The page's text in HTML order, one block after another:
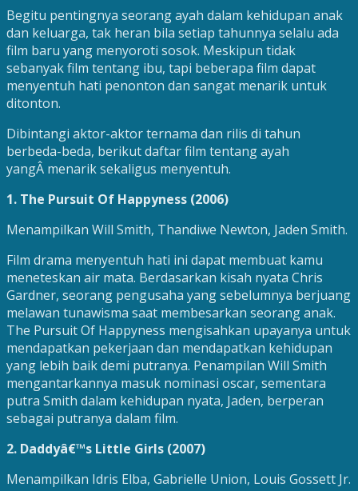
Begitu pentingnya seorang ayah dalam kehidupan anak
dan keluarga, tak heran bila setiap tahunnya selalu ada
film baru yang menyoroti sosok. Meskipun tidak
sebanyak film tentang ibu, tapi beberapa film dapat
menyentuh hati penonton dan sangat menarik untuk
ditonton.
Dibintangi aktor-aktor ternama dan rilis di tahun
berbeda-beda, berikut daftar film tentang ayah
yangÂ menarik sekaligus menyentuh.
1. The Pursuit Of Happyness (2006)
Menampilkan Will Smith, Thandiwe Newton, Jaden Smith.
Film drama menyentuh hati ini dapat membuat kamu
meneteskan air mata. Berdasarkan kisah nyata Chris
Gardner, seorang pengusaha yang sebelumnya berjuang
melawan tunawisma saat membesarkan seorang anak.
The Pursuit Of Happyness mengisahkan upayanya untuk
mendapatkan pekerjaan dan mendapatkan kehidupan
yang lebih baik demi putranya. Penampilan Will Smith
mengantarkannya masuk nominasi oscar, sementara
putra Smith dalam kehidupan nyata, Jaden, berperan
sebagai putranya dalam film.
2. Daddyâ€™s Little Girls (2007)
Menampilkan Idris Elba, Gabrielle Union, Louis Gossett Jr.